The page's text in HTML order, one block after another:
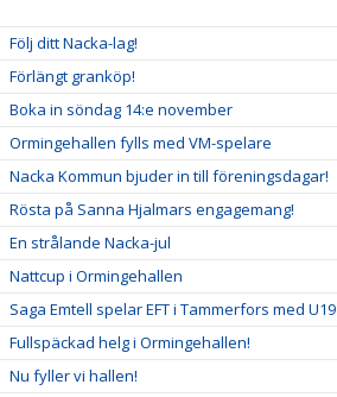
Följ ditt Nacka-lag!
Förlängt granköp!
Boka in söndag 14:e november
Ormingehallen fylls med VM-spelare
Nacka Kommun bjuder in till föreningsdagar!
Rösta på Sanna Hjalmars engagemang!
En strålande Nacka-jul
Nattcup i Ormingehallen
Saga Emtell spelar EFT i Tammerfors med U19
Fullspäckad helg i Ormingehallen!
Nu fyller vi hallen!